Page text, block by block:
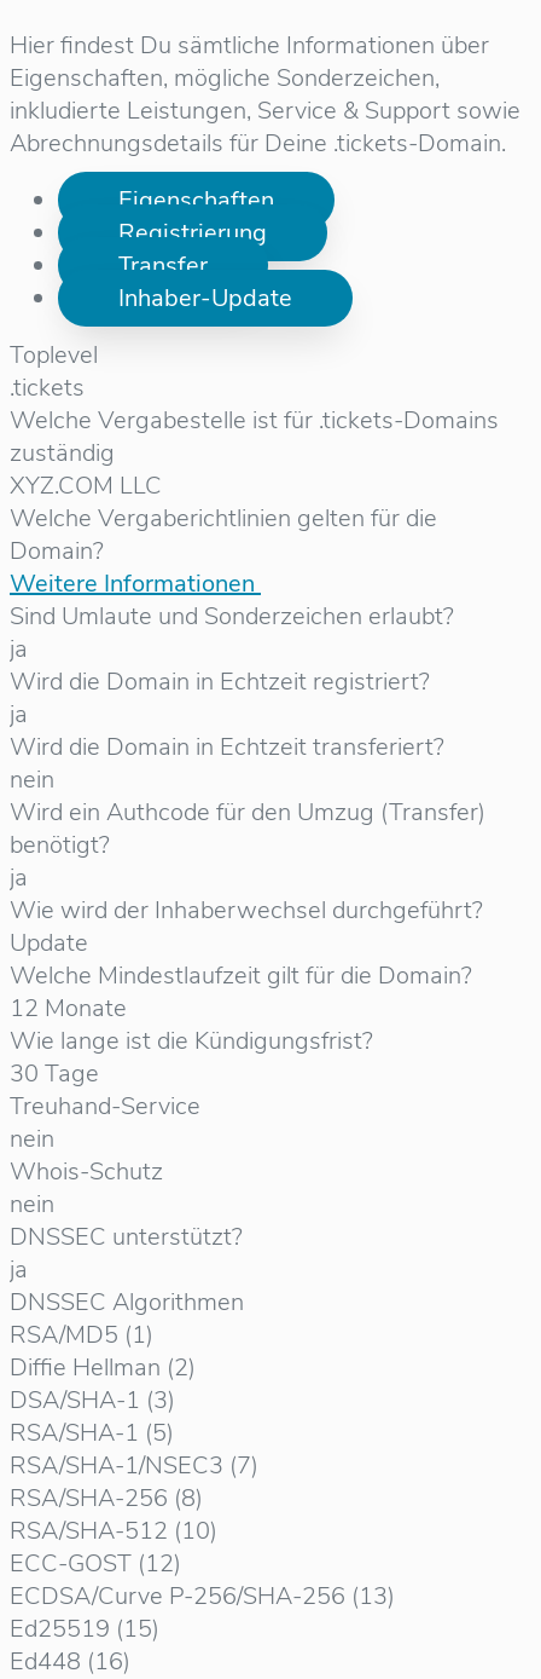
Hier findest Du sämtliche Informationen über
Eigenschaften, mögliche Sonderzeichen,
inkludierte Leistungen, Service & Support sowie
Abrechnungsdetails für Deine .tickets-Domain.
Eigenschaften
Registrierung
Transfer
Inhaber-Update
Toplevel
.tickets
Welche Vergabestelle ist für .tickets-Domains
zuständig
XYZ.COM LLC
Welche Vergaberichtlinien gelten für die
Domain?
Weitere Informationen
Sind Umlaute und Sonderzeichen erlaubt?
ja
Wird die Domain in Echtzeit registriert?
ja
Wird die Domain in Echtzeit transferiert?
nein
Wird ein Authcode für den Umzug (Transfer)
benötigt?
ja
Wie wird der Inhaberwechsel durchgeführt?
Update
Welche Mindestlaufzeit gilt für die Domain?
12 Monate
Wie lange ist die Kündigungsfrist?
30 Tage
Treuhand-Service
nein
Whois-Schutz
nein
DNSSEC unterstützt?
ja
DNSSEC Algorithmen
RSA/MD5 (1)
Diffie Hellman (2)
DSA/SHA-1 (3)
RSA/SHA-1 (5)
RSA/SHA-1/NSEC3 (7)
RSA/SHA-256 (8)
RSA/SHA-512 (10)
ECC-GOST (12)
ECDSA/Curve P-256/SHA-256 (13)
Ed25519 (15)
Ed448 (16)